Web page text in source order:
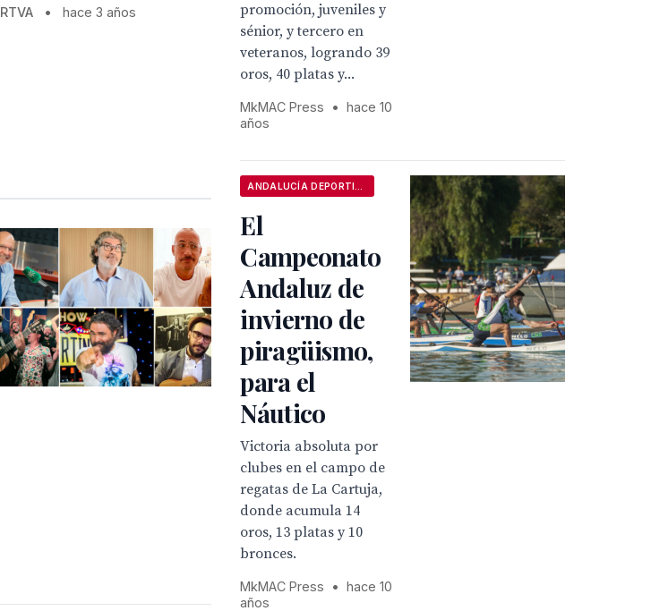
RTVA • hace 3 años
promoción, juveniles y
sénior, y tercero en
veteranos, logrando 39
oros, 40 platas y...
MkMAC Press •
hace 10
años
El
Campeonato
Andaluz de
invierno de
piragüismo,
para el
Náutico
Victoria absoluta por
clubes en el campo de
regatas de La Cartuja,
donde acumula 14
oros, 13 platas y 10
bronces.
MkMAC Press •
hace 10
años